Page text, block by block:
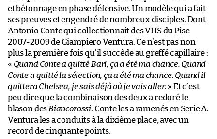
et bétonnage en phase défensive. Un modèle qui a fait
ses preuves et engendré de nombreux disciples. Dont
Antonio Conte qui collectionnait des VHS du Pise
2007-2009 de Giampiero Ventura. Ce n’est pas non
plus la première fois qu’il succède au greffé capillaire :
« Quand Conte a quitté Bari, ça a été ma chance. Quand
Conte a quitté la sélection, ça a été ma chance. Quand il
quittera Chelsea, je sais déjà où je vais aller. » Et c’est
peu dire que la combinaison des deux a redoré le
blason des Biancorossi. Conte les a ramenés en Serie A.
Ventura les a conduits à la dixième place, avec un
record de cinquante points.